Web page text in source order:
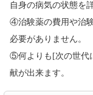
自身の病気の状態を
④治験薬の費用や治
必要がありません。
⑤何よりも[次の世代
献が出来ます。